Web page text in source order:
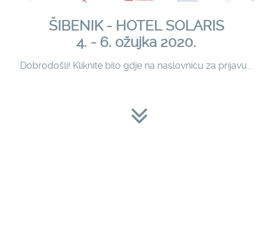
ŠIBENIK - HOTEL SOLARIS
4. - 6. ožujka 2020.
Dobrodošli! Kliknite bilo gdje na naslovnicu za prijavu...